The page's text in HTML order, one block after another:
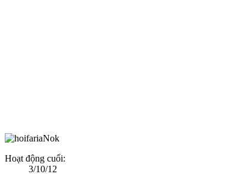
Hoạt động cuối:
3/10/12